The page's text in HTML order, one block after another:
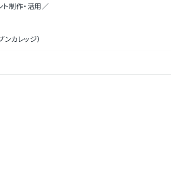
制作・活用／
カレッジ）